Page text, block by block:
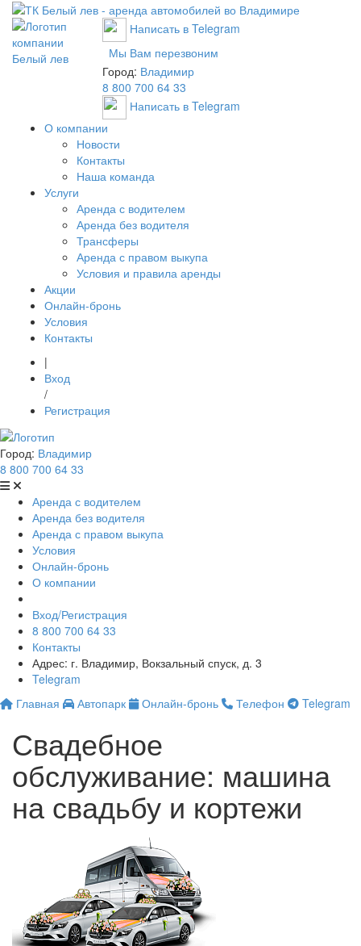
Написать в Telegram
Мы Вам перезвоним
Город: Владимир
8 800 700 64 33
Написать в Telegram
О компании
Новости
Контакты
Наша команда
Услуги
Аренда с водителем
Аренда без водителя
Трансферы
Аренда с правом выкупа
Условия и правила аренды
Акции
Онлайн-бронь
Условия
Контакты
|
Вход
/
Регистрация
Город: Владимир
8 800 700 64 33
Аренда с водителем
Аренда без водителя
Аренда с правом выкупа
Условия
Онлайн-бронь
О компании
Вход/Регистрация
8 800 700 64 33
Контакты
Адрес: г. Владимир, Вокзальный спуск, д. 3
Telegram
Главная
Автопарк Онлайн-бронь Телефон Telegram
Свадебное
обслуживание: машина
на свадьбу и кортежи